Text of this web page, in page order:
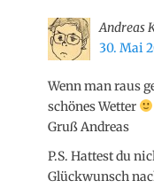
Andreas
30. Mai
Wenn man raus
schönes Wetter
Gruß Andreas
P.S. Hattest du
Glückwunsch